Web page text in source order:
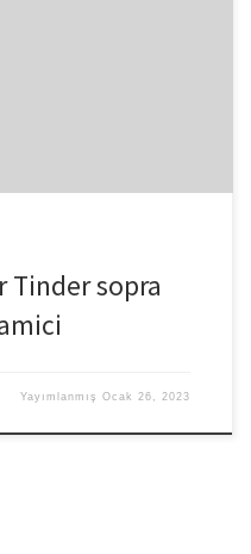
sopra
YayımlanmışOcak 26, 2023